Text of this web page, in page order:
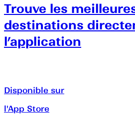
Trouve les
destinations
l’application
Disponible sur
l'App Store